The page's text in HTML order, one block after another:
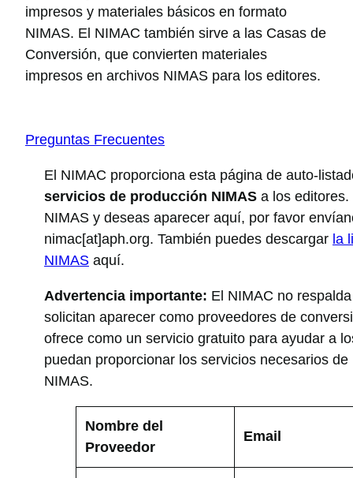
impresos y materiales básicos en formato
NIMAS. El NIMAC también sirve a las Casas de
Conversión, que convierten materiales
impresos en archivos NIMAS para los editores.
Preguntas Frecuentes
El NIMAC proporciona esta página de auto-
servicios de producción NIMAS a los
NIMAS y deseas aparecer aquí, por favor
nimac[at]aph.org. También puedes descargar la
NIMAS aquí.
Advertencia importante: El NIMAC no
solicitan aparecer como proveedores de
ofrece como un servicio gratuito para ayudar a
puedan proporcionar los servicios necesarios
NIMAS.
Nombre del
Proveedor
Email